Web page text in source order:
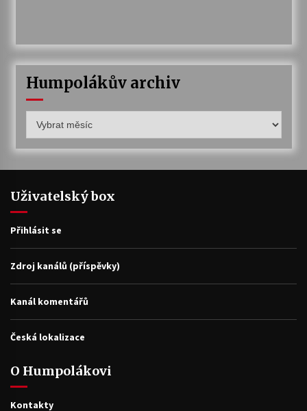
Humpolákův archiv
archiv
Uživatelský box
Přihlásit se
Zdroj kanálů (příspěvky)
Kanál komentářů
Česká lokalizace
O Humpolákovi
Kontakty